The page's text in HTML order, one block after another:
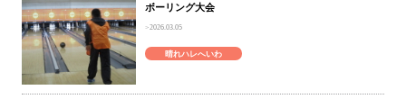
ボーリング大会
2026.03.05
晴れハレへいわ